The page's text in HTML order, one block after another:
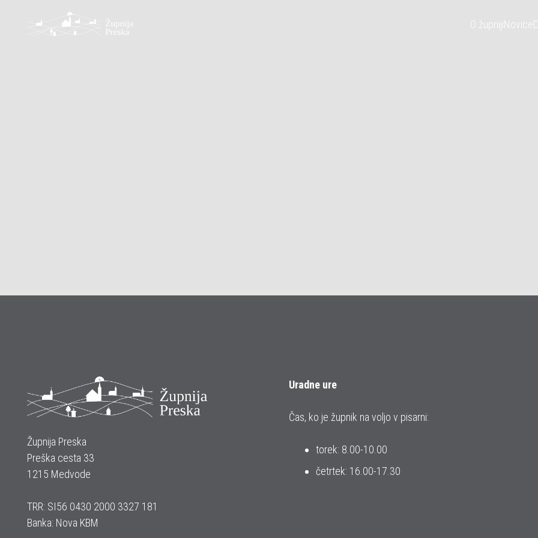
O župnijiNovice
Župnija Preska
Preška cesta 33
1215 Medvode
TRR: SI56 0430 2000 3327 181
Banka: Nova KBM
Uradne ure
Čas, ko je župnik na voljo v pisarni:
torek: 8.00-10.00
četrtek: 16.00-17.30